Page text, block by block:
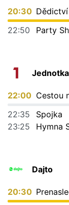
20:30
22:50
Party
Jednotka
22:00 Cestou
22:35
Spojka
23:25
Hymna
Dajto
20:30